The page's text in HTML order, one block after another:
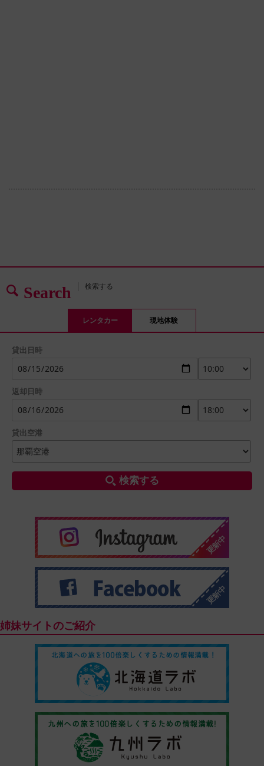
Search 検索する
レンタカー 現地体験
貸出日時
返却日時
貸出空港
検索する
姉妹サイトのご紹介